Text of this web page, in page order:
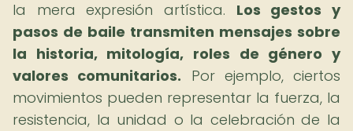
la mera expresión artística. Los gestos y
pasos de baile transmiten mensajes sobre
la historia, mitología, roles de género y
valores comunitarios. Por ejemplo, ciertos
movimientos pueden representar la fuerza, la
resistencia, la unidad o la celebración de la